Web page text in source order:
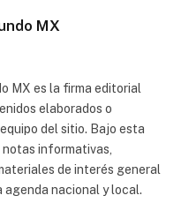
MX
MX es la firma editorial
elaborados o
del sitio. Bajo esta
informativas,
de interés general
agenda nacional y local.